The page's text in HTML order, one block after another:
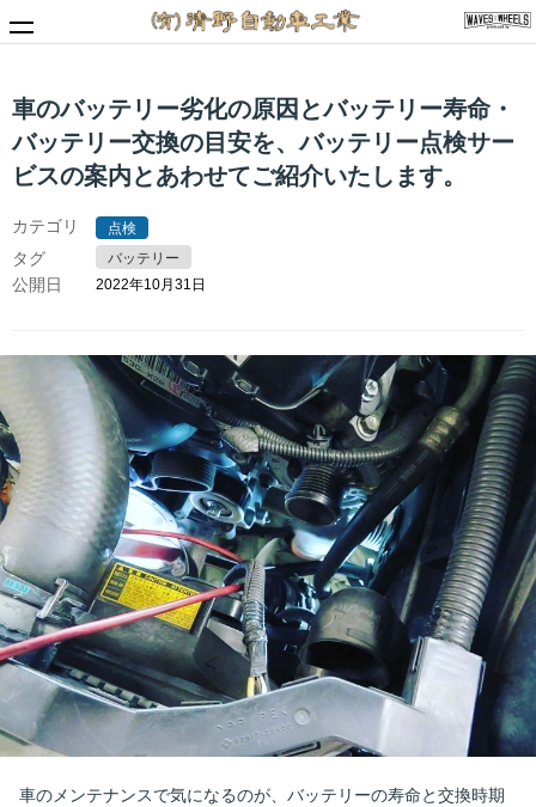
MENU
清野自動車工業Webサイト
トップページ
サービス情報
車検
・お知らせ
・整備工場便り
会社情報
・会社情報
お問合せ
車のバッテリー劣化の原因とバッテリー寿命・
バッテリー交換の目安を、バッテリー点検サー
ビスの案内とあわせてご紹介いたします。
カテゴリ 点検
タグ バッテリー
公開日 2022年10月31日
車のメンテナンスで気になるのが、バッテリーの寿命と交換時期